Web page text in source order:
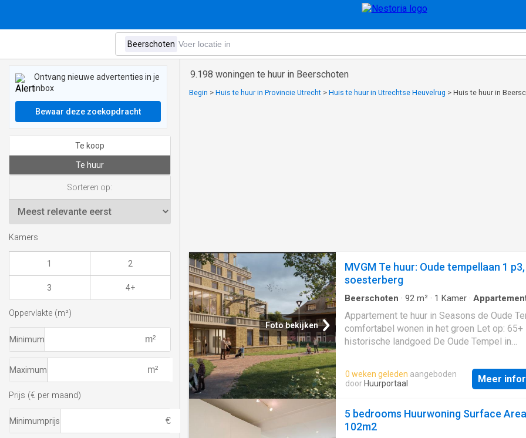
9.198 woningen te huur in Beerschoten
Begin > Huis te huur in Provincie Utrecht > Huis te huur in Utrechtse Heuvelrug > Huis te huur in
Foto bekijken
MVGM Te huur: Oude tempellaan 1 p3,
soesterberg
Beerschoten · 92 m² · 1 Kamer ·
Appartement te huur in Seasons de Oude
comfortabel wonen in het groen Let op: 65+
historische landgoed De Oude Tempel in
zorgconcept Seasons. U kunt hier
wonen in comfortabele huurappartementen
unieke woonomgeving voor senioren waarbij
Seasons De Oude Tempel heeft u zekerheid
zorg en ondersteuning wanneer u dit nodig
0 weken geleden aangeboden
door Huurportaal Meer
5 bedrooms Huurwoning Surface
102m2
Ontvang nieuwe advertenties in je
inbox
Bewaar deze zoekopdracht
Te koop
Te huur
Sorteren op:
Kamers
1 2
3 4+
Oppervlakte (m²)
Minimum
Maximum
Prijs (€ per maand)
Minimumprijs